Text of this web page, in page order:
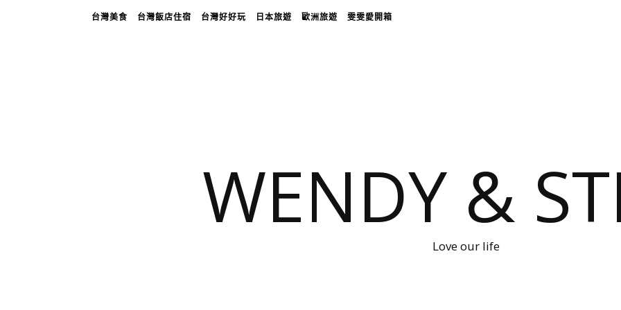
台灣美食 台灣飯店住宿 台灣好好玩 日本旅遊 歐洲旅遊 雯雯愛開箱
WENDY &
Love our life